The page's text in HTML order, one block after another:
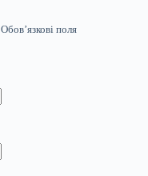
Обов’язкові поля